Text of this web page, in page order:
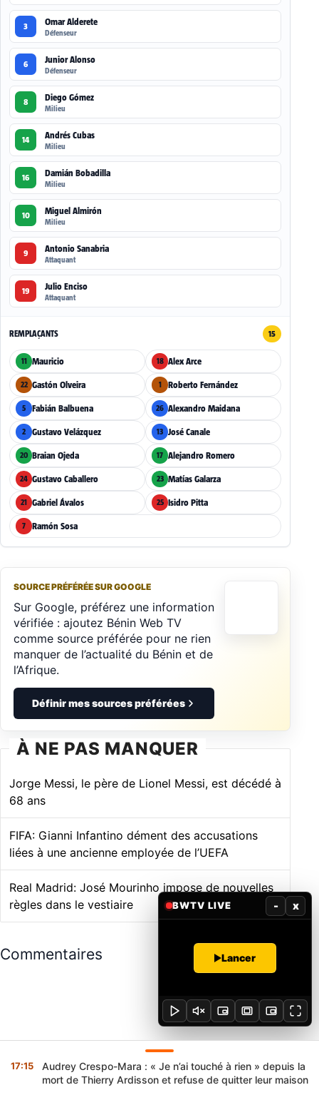
3 Omar Alderete
Défenseur
6 Junior Alonso
Défenseur
8 Diego Gómez
Milieu
14 Andrés Cubas
Milieu
16 Damián Bobadilla
Milieu
10 Miguel Almirón
Milieu
9 Antonio Sanabria
Attaquant
19 Julio Enciso
Attaquant
REMPLAÇANTS 15
11 Mauricio 18 Alex Arce
22 Gastón Olveira 1 Roberto Fernández
5 Fabián Balbuena 26 Alexandro Maidana
2 Gustavo Velázquez 13 José Canale
20 Braian Ojeda 17 Alejandro Romero
24 Gustavo Caballero 23 Matías Galarza
21 Gabriel Ávalos 25 Isidro Pitta
7 Ramón Sosa
SOURCE PRÉFÉRÉE SUR GOOGLE
Sur Google, préférez une information
vérifiée : ajoutez Bénin Web TV
comme source préférée pour ne rien
manquer de l’actualité du Bénin et de
l’Afrique.
Définir mes sources préférées
À NE PAS MANQUER
Jorge Messi, le père de Lionel Messi, est décédé à
68 ans
FIFA: Gianni Infantino dément des accusations
liées à une ancienne employée de l’UEFA
Real Madrid: José Mourinho impose de nouvelles
règles dans le vestiaire
Commentaires
17:15
Audrey Crespo-Mara : « Je n’ai touché à rien » depuis la
mort de Thierry Ardisson et refuse de quitter leur maison
BWTV LIVE - x
Lancer